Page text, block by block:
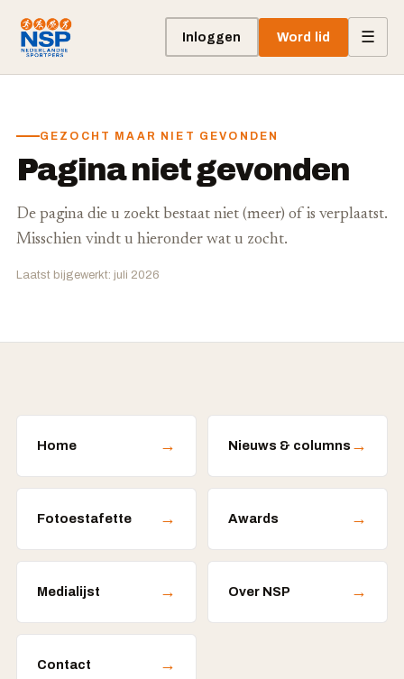
Inloggen Word lid ☰
GEZOCHT MAAR NIET GEVONDEN
Pagina niet gevonden
De pagina die u zoekt bestaat niet (meer) of is verplaatst.
Misschien vindt u hieronder wat u zocht.
Laatst bijgewerkt: juli 2026
Home → Nieuws & columns →
Fotoestafette → Awards →
Medialijst → Over NSP →
Contact →